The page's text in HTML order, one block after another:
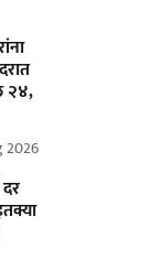
२४,
2026